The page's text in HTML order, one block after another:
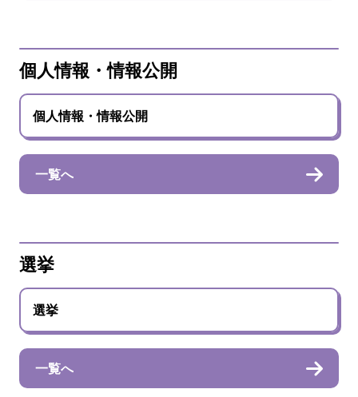
個人情報・情報公開
個人情報・情報公開
一覧へ
選挙
選挙
一覧へ